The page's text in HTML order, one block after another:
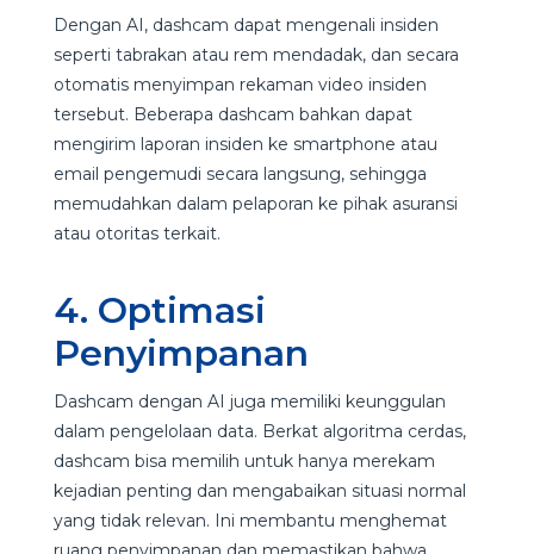
Dengan AI, dashcam dapat mengenali insiden
seperti tabrakan atau rem mendadak, dan secara
otomatis menyimpan rekaman video insiden
tersebut. Beberapa dashcam bahkan dapat
mengirim laporan insiden ke smartphone atau
email pengemudi secara langsung, sehingga
memudahkan dalam pelaporan ke pihak asuransi
atau otoritas terkait.
4. Optimasi
Penyimpanan
Dashcam dengan AI juga memiliki keunggulan
dalam pengelolaan data. Berkat algoritma cerdas,
dashcam bisa memilih untuk hanya merekam
kejadian penting dan mengabaikan situasi normal
yang tidak relevan. Ini membantu menghemat